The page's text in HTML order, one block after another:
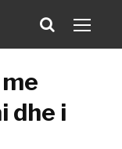
dhe i